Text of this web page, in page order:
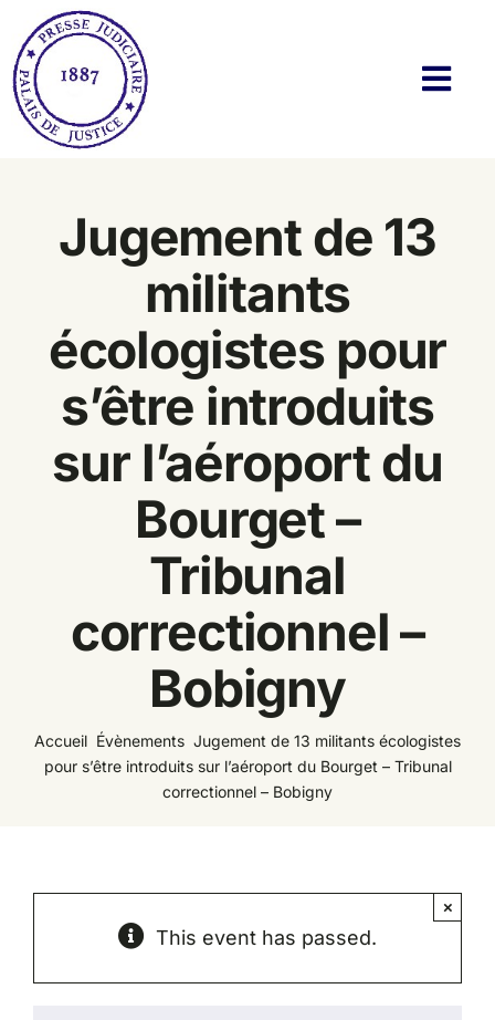
Passer
au
contenu
Actualités
Bibliothèque
Twitter & Blog
Contact
Jugement de 13
militants
écologistes pour
s’être introduits
sur l’aéroport du
Bourget –
Tribunal
correctionnel –
Bobigny
Accueil Évènements Jugement de 13 militants écologistes
pour s’être introduits sur l’aéroport du Bourget – Tribunal
correctionnel – Bobigny
This event has passed.
×